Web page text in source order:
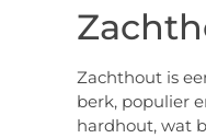
Zachthout is
berk, populier
hardhout, wat